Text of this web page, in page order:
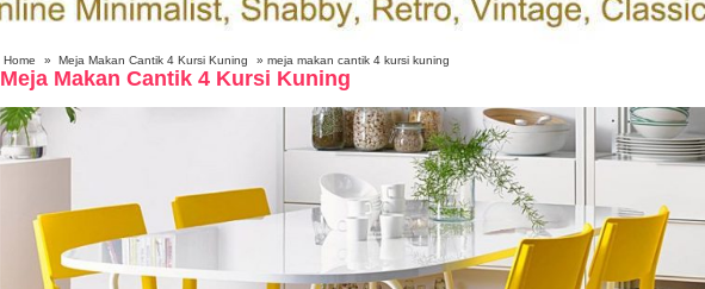
Home » Meja Makan Cantik 4 Kursi Kuning » meja makan cantik 4 kursi kuning
Meja Makan Cantik 4 Kursi Kuning